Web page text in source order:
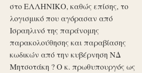
στο ΕΛΛΗΝΙΚΟ, καθώς επίσης, το
λογισμικό που αγόρασαν από
Ισραηλινό της παράνομης
παρακολούθησης και παραβίασης
κωδικών από την κυβέρνηση ΝΔ
Μητσοτάκη ? Ο κ. πρωθυπουργός ως